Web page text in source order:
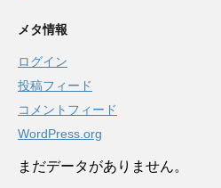
メタ情報
ログイン
投稿フィード
コメントフィード
WordPress.org
まだデータがありません。